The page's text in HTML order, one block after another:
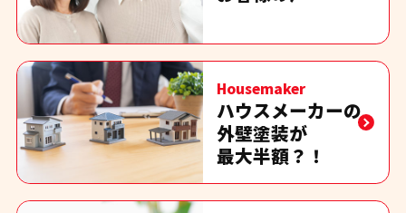
Housemaker
ハウスメーカーの
外壁塗装が
最大半額？！